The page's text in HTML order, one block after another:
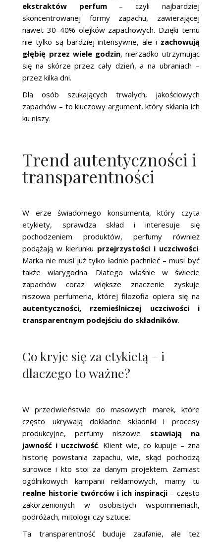
ekstraktów perfum– czyli najbardziej
skoncentrowanej formy zapachu, zawierającej
nawet 30–40% olejków zapachowych. Dzięki temu
nie tylko są bardziej intensywne, ale i zachowują
głębię przez wiele godzin, nierzadko utrzymując
się na skórze przez cały dzień, a na ubraniach –
przez kilka dni.
Dla osób szukających trwałych, jakościowych
zapachów – to kluczowy argument, który skłania ich
ku niszy.
Trend autentyczności i
transparentności
W erze świadomego konsumenta, który czyta
etykiety, sprawdza skład i interesuje się
pochodzeniem produktów, perfumy również
podążają w kierunku przejrzystości i uczciwości.
Marka nie musi już tylko ładnie pachnieć – musi być
także wiarygodna. Dlatego właśnie w świecie
zapachów coraz większe znaczenie zyskuje
niszowa perfumeria, której filozofia opiera się na
autentyczności, rzemieślniczej uczciwości i
transparentnym podejściu do składników.
Co kryje się za etykietą – i
dlaczego to ważne?
W przeciwieństwie do masowych marek, które
często ukrywają dokładne składniki i procesy
produkcyjne, perfumy niszowe stawiają na
jawność i uczciwość. Klient wie, co kupuje – zna
historię powstania zapachu, wie, skąd pochodzą
surowce i kto stoi za danym projektem. Zamiast
ogólnikowych kampanii reklamowych, mamy tu
realne historie twórców i ich inspiracji – często
zakorzenionych w osobistych wspomnieniach,
podróżach, mitologii czy sztuce.
Ta transparentność buduje zaufanie, ale też